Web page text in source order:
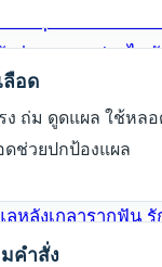
ปลูกกระดูก/ยกไซ
ถอนฟัน/ผ่าฟันคุด
หลังทำครอบฟันแล
ลหลังฟอกสีฟัน
หลังเกลารากฟัน รั
ลือด
ง ถ่ม ดูดแผล ใช้หลอ
ดช่วยปกป้องแผล
คำสั่ง